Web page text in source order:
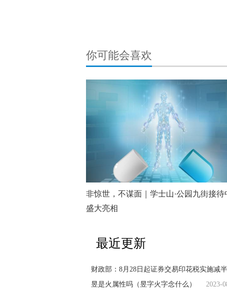
你可能会喜欢
非惊世，不谋面｜学士山·公园九街接待
盛大亮相
最近更新
财政部：8月28日起证券交易印花税实施减
昱是火属性吗（昱字火字念什么）
2023-